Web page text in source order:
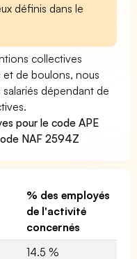
définis dans le
collectives
et de boulons, nous
dépendant de
pour le code APE
NAF 2594Z
% des employés
de l'activité
concernés
14.5 %